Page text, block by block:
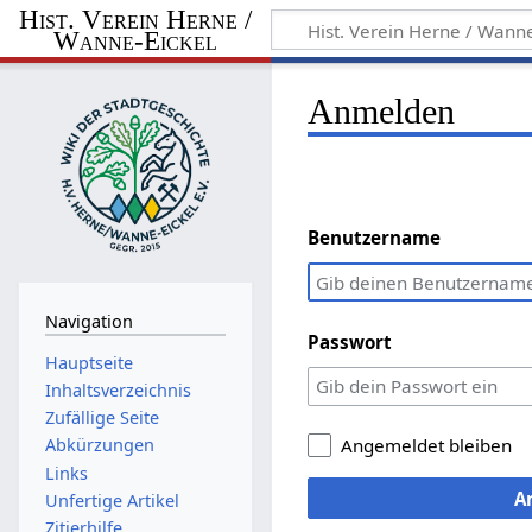
Hist. Verein Herne /
Wanne-Eickel
Anmelden
Benutzername
Passwort
Angemeldet bleiben
Navigation
Hauptseite
Inhaltsverzeichnis
Zufällige Seite
Abkürzungen
Links
Unfertige Artikel